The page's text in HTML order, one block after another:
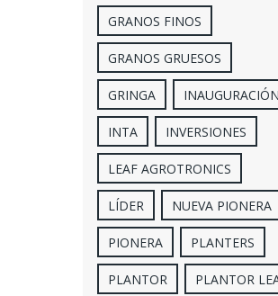
GRANOS FINOS
GRANOS GRUESOS
GRINGA INAUGURACIÓN
INTA INVERSIONES
LEAF AGROTRONICS
LÍDER NUEVA PIONERA
PIONERA PLANTERS
PLANTOR PLANTOR